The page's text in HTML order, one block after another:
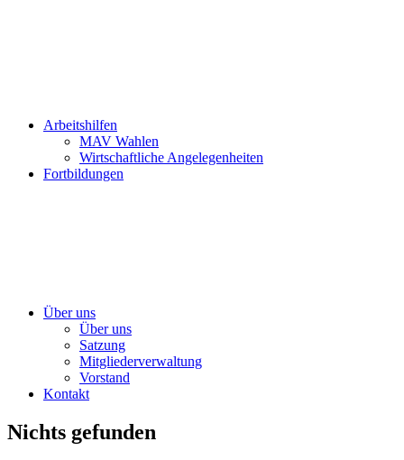
Arbeitshilfen
MAV Wahlen
Wirtschaftliche Angelegenheiten
Fortbildungen
Über uns
Über uns
Satzung
Mitgliederverwaltung
Vorstand
Kontakt
Nichts gefunden